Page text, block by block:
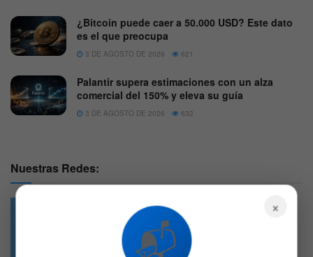
¿Bitcoin puede caer a 50.000 USD? Este dato
es el que preocupa
3 DE AGOSTO DE 2026 621
Palantir supera estimaciones con un alza
comercial del 150% y eleva su guía
3 DE AGOSTO DE 2026 632
Nuestras Redes:
4.7k
Followers
×
📬